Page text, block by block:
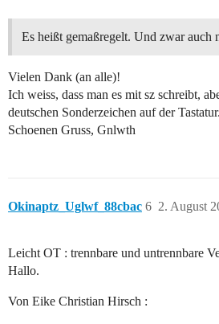
Es heißt gemaßregelt. Und zwar auch
Vielen Dank (an alle)!
Ich weiss, dass man es mit sz schreibt,
deutschen Sonderzeichen auf der Tastatur.
Schoenen Gruss, Gnlwth
Okinaptz_Uglwf_88cbac 2. August
6
Leicht OT : trennbare und untrennbare
Hallo.
Von Eike Christian Hirsch :